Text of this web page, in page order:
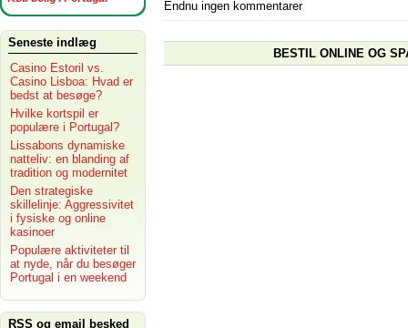
Seneste indlæg
Casino Estoril vs.
Casino Lisboa: Hvad er
bedst at besøge?
Hvilke kortspil er
populære i Portugal?
Lissabons dynamiske
natteliv: en blanding af
tradition og modernitet
Den strategiske
skillelinje: Aggressivitet
i fysiske og online
kasinoer
Populære aktiviteter til
at nyde, når du besøger
Portugal i en weekend
RSS og email besked
Endnu ingen kommentarer
BESTIL ONLINE OG